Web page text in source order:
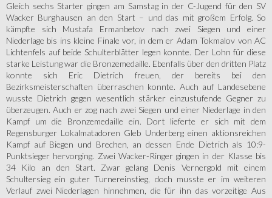
Gleich sechs Starter gingen am Samstag in der C-Jugend für den SV
Wacker Burghausen an den Start – und das mit großem Erfolg. So
kämpfte sich Mustafa Ermanbetov nach zwei Siegen und einer
Niederlage bis ins kleine Finale vor, in dem er Adam Tokmalov von AC
Lichtenfels auf beide Schulterblätter legen konnte. Der Lohn für diese
starke Leistung war die Bronzemedaille. Ebenfalls über den dritten Platz
konnte sich Eric Dietrich freuen, der bereits bei den
Bezirksmeisterschaften überraschen konnte. Auch auf Landesebene
wusste Dietrich gegen wesentlich stärker einzustufende Gegner zu
überzeugen. Auch er zog nach zwei Siegen und einer Niederlage in den
Kampf um die Bronzemedaille ein. Dort lieferte er sich mit dem
Regensburger Lokalmatadoren Gleb Underberg einen aktionsreichen
Kampf auf Biegen und Brechen, an dessen Ende Dietrich als 10:9-
Punktsieger hervorging. Zwei Wacker-Ringer gingen in der Klasse bis
34 Kilo an den Start. Zwar gelang Denis Vernergold mit einem
Schultersieg ein guter Turnereinstieg, doch musste er im weiteren
Verlauf zwei Niederlagen hinnehmen, die für ihn das vorzeitige Aus